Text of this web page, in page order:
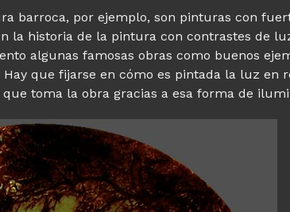
barroca, por ejemplo, son pinturas con
la historia de la pintura con contrastes de
algunas famosas obras como buenos
que fijarse en cómo es pintada la luz en
toma la obra gracias a esa forma de